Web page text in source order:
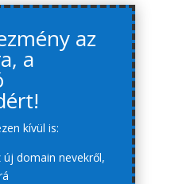
az
a
kívül is:
domain nevekről,